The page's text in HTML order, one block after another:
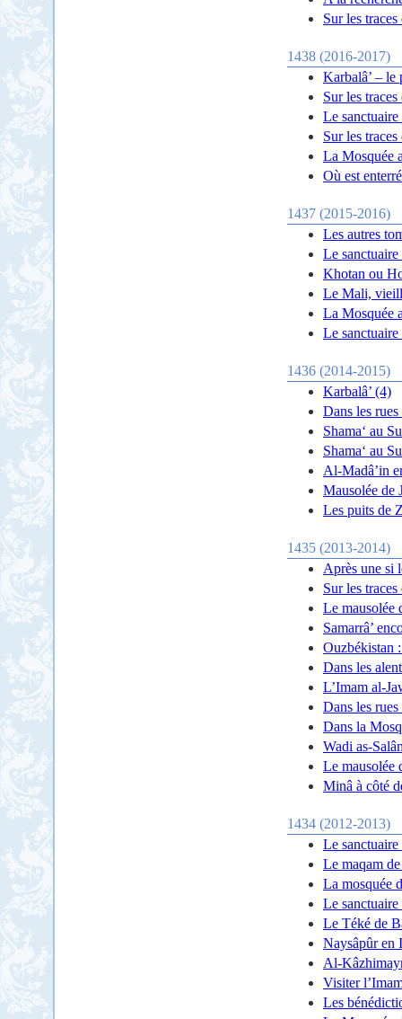
Sur les
1438 (2016-2017)
Karbalâ’ – le
Sur les
Le
Sur les
La Mosquée
Où est
1437 (2015-2016)
Les autres
Le
Khotan ou
Le Mali,
La Mosquée
Le
1436 (2014-2015)
Karbalâ’ (4)
Dans les
Shama‘ au
Shama‘ au
Al-Madâ’in
Mausolée de
Les puits de
1435 (2013-2014)
Après une si
Sur les
Le mausolée
Samarrâ’
Ouzbékistan
Dans les
L’Imam al-
Dans les
Dans la
Wadi as-
Le mausolée
Minâ à côté
1434 (2012-2013)
Le
Le maqam
La mosquée
Le
Le Téké de
Naysâpûr en
Al-
Visiter
Les